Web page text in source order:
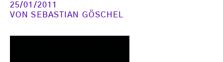
25/01/2011
VONSEBASTIAN GÖSCHEL